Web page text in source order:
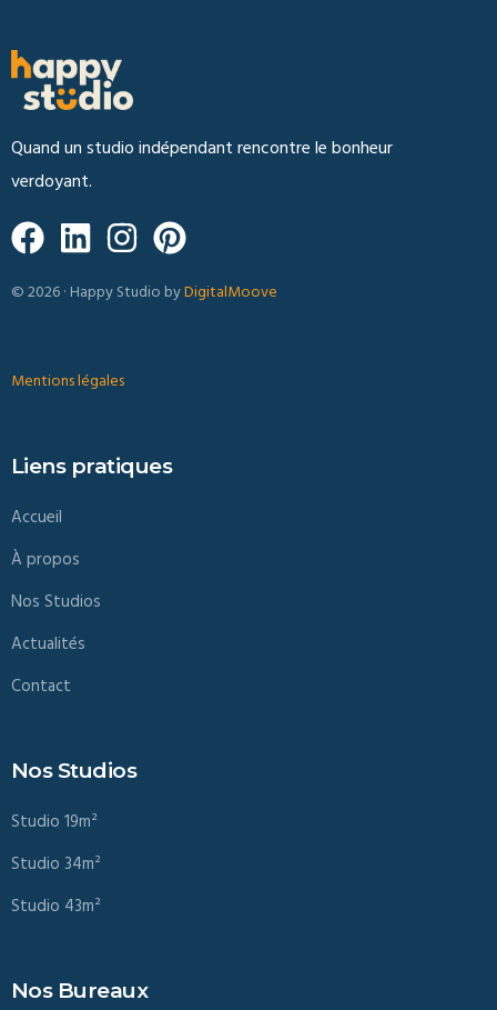
Quand un studio indépendant rencontre le bonheur
verdoyant.
© 2026 · Happy Studio byDigitalMoove
Mentions légales
Liens pratiques
Accueil
À propos
Nos Studios
Actualités
Contact
Nos Studios
Studio 19m²
Studio 34m²
Studio 43m²
Nos Bureaux